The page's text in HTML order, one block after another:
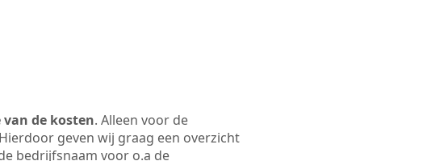
de kosten. Alleen voor de
geven wij graag een overzicht
bedrijfsnaam voor o.a de